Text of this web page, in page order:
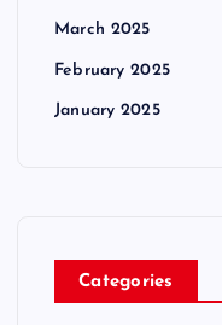
March 2025
February 2025
January 2025
Categories